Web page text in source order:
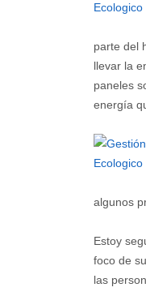
parte del
llevar la
paneles
energía
algunos
Estoy
foco de
las